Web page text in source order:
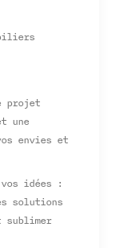
projet
une
envies et
idées :
solutions
sublimer